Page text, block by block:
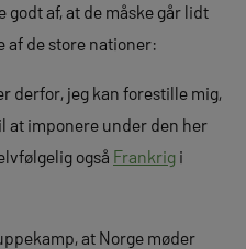
godt af, at de måske går lidt
af de store nationer:
derfor, jeg kan forestille mig,
at imponere under den her
også Frankrig i
at Norge møder